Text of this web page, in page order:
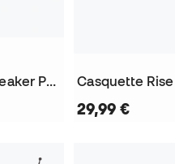
Casquette Pro Air Jordan 4 Sneaker Patch
Casquette
29,99 €